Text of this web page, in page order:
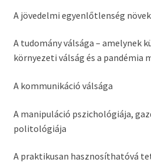
A jövedelmi egyenlőtlenség
A tudomány válsága – amelynek
környezeti válság és a pandémia
A kommunikáció válsága
A manipuláció pszichológiája,
politológiája
A praktikusan hasznosíthatóvá